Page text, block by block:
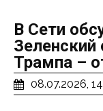
В Сети
Зеленский
Трампа –
08.07.2026,